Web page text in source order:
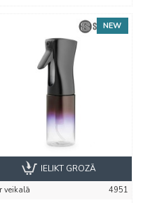
NEW
veikalā
4951
IELIKT GROZĀ